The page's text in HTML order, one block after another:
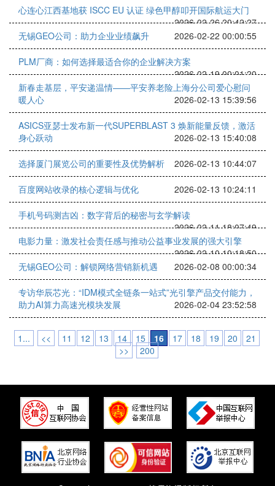
心连心江西基地获 ISCC EU 认证 绿色甲醇叩开国际航运大门
2026-02-26 20:42:27
无锡GEO公司：助力企业业绩飙升
2026-02-22 00:00:55
PLM厂商：如何选择最适合你的企业解决方案
2026-02-19 00:01:20
新春走基层，平安递温情——平安养老险上海分公司爱心慰问
暖人心
2026-02-13 15:39:56
ASICS亚瑟士发布新一代SUPERBLAST 3 焕新能量反馈，激活
身心跃动
2026-02-13 15:40:08
选择厦门展览公司的重要性及优势解析 2026-02-13 10:44:07
百度网站收录的核心逻辑与优化 2026-02-13 10:24:11
手机号码测吉凶：数字背后的秘密与玄学解读
2026-02-11 18:07:49
电影力量：激发社会责任感与推动公益事业发展的强大引擎
2026-02-10 10:18:50
无锡GEO公司：解锁网络营销新机遇
2026-02-08 00:00:34
专访华辰芯光：“IDM模式全链条一站式”光引擎产品交付能力，
助力AI算力高速光模块发展
2026-02-04 23:52:58
1... << 11 12 13 14 15 16 17 18 19 20
21
>>
200